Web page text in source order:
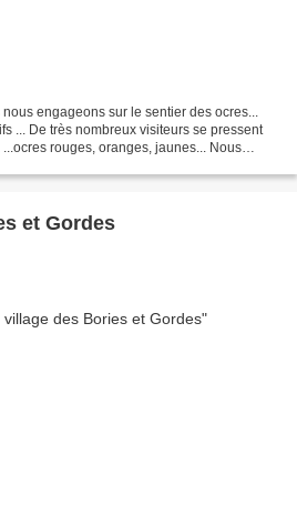
engageons sur le sentier des ocres...
... De très nombreux visiteurs se pressent
rouges, oranges, jaunes... Nous
et Gordes